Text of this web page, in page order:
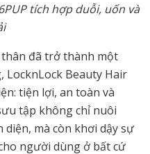
tích hợp duỗi, uốn và
đã trở thành một
LocknLock Beauty Hair
tiện lợi, an toàn và
tập không chỉ nuôi
mà còn khơi dậy sự
người dùng ở bất cứ